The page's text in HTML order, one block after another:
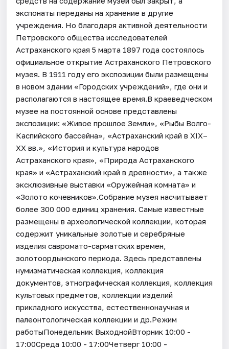
экспонаты переданы на хранение в другие
учреждения. Но благодаря активной деятельности
Петровского общества исследователей
Астраханского края 5 марта 1897 года состоялось
официальное открытие Астраханского Петровского
музея. В 1911 году его экспозиции были размещены
в новом здании «Городских учреждений», где они и
располагаются в настоящее время.В краеведческом
музее на постоянной основе представлены
экспозиции: «Живое прошлое Земли», «Рыбы Волго-
Каспийского бассейна», «Астраханский край в XIX–
XX вв.», «История и культура народов
Астраханского края», «Природа Астраханского
края» и «Астраханский край в древности», а также
эксклюзивные выставки «Оружейная комната» и
«Золото кочевников».Собрание музея насчитывает
более 300 000 единиц хранения. Самые известные
размещены в археологической коллекции, которая
содержит уникальные золотые и серебряные
изделия савромато-сарматских времен,
золотоордынского периода. Здесь представлены
нумизматическая коллекция, коллекция
документов, этнографическая коллекция, коллекция
культовых предметов, коллекции изделий
прикладного искусства, естественнонаучная и
палеонтологическая коллекции и др.Режим
работыПонедельник ВыходнойВторник 10:00 -
17:00Среда 10:00 - 17:00Четверг 10:00 -